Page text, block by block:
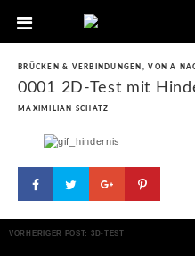
BRÜCKEN & VERBINDUNGEN ,VON A
0001 2D-Test mit
MAXIMILIAN SCHATZ
VORHERIGER POST: 3D-TEST